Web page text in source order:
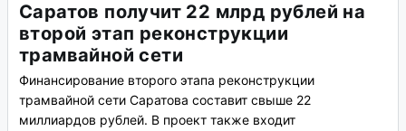
Саратов получит 22 млрд рублей на
второй этап реконструкции
трамвайной сети
Финансирование второго этапа реконструкции
трамвайной сети Саратова составит свыше 22
миллиардов рублей. В проект также входит